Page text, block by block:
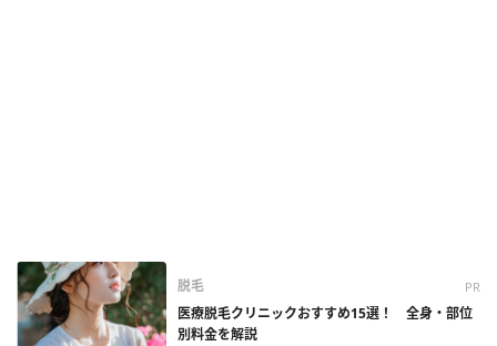
脱毛 PR
医療脱毛クリニックおすすめ15選！ 全身・部位
別料金を解説